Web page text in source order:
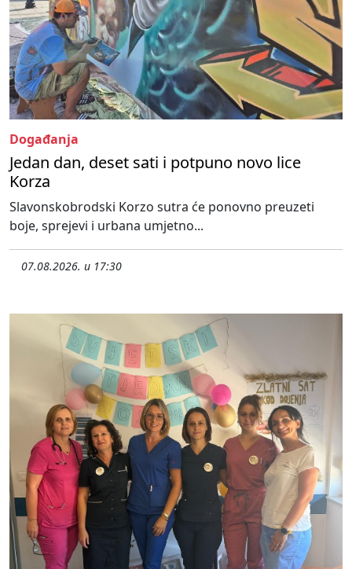
Događanja
Jedan dan, deset sati i potpuno novo lice
Korza
Slavonskobrodski Korzo sutra će ponovno preuzeti
boje, sprejevi i urbana umjetno...
07.08.2026. u 17:30